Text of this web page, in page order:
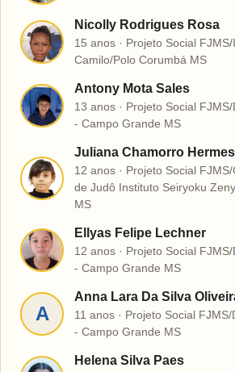
N
Nicolly Rodrigues Rosa
15 anos · Projeto Social
Camilo/Polo Corumbá MS
A
Antony Mota Sales
13 anos · Projeto Social
- Campo Grande MS
J
Juliana Chamorro Hermes
12 anos · Projeto Social
de Judô Instituto Seiryoku
MS
E
Ellyas Felipe Lechner
12 anos · Projeto Social
- Campo Grande MS
A
Anna Lara Da Silva
11 anos · Projeto Social
- Campo Grande MS
Helena Silva Paes